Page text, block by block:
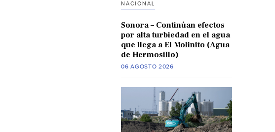
NACIONAL
Sonora – Continúan efectos
por alta turbiedad en el agua
que llega a El Molinito (Agua
de Hermosillo)
06 AGOSTO 2026